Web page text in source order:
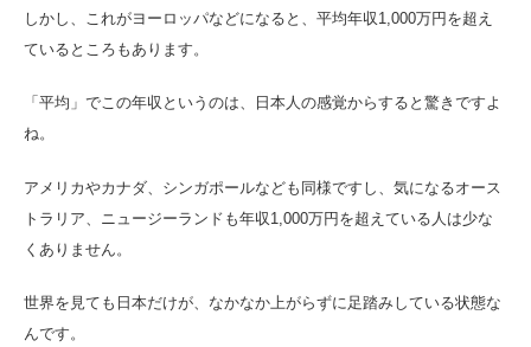
しかし、これがヨーロッパなどになると、平均年収1,000万円を超え
ているところもあります。
「平均」でこの年収というのは、日本人の感覚からすると驚きですよ
ね。
アメリカやカナダ、シンガポールなども同様ですし、気になるオース
トラリア、ニュージーランドも年収1,000万円を超えている人は少な
くありません。
世界を見ても日本だけが、なかなか上がらずに足踏みしている状態な
んです。